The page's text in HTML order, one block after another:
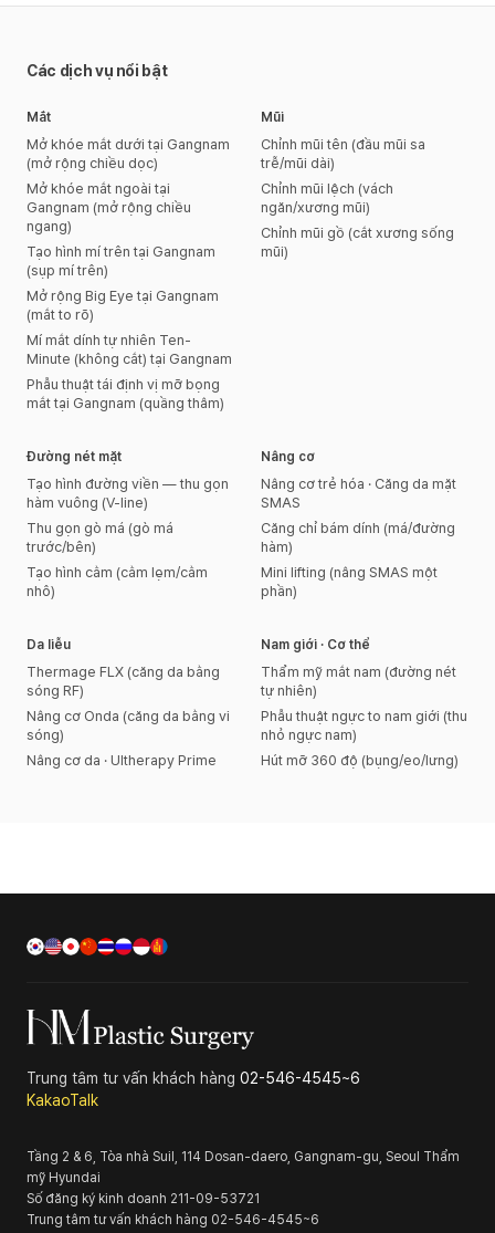
Các dịch vụ nổi bật
Mắt
Mở khóe mắt dưới tại Gangnam
(mở rộng chiều dọc)
Mở khóe mắt ngoài tại
Gangnam (mở rộng chiều
ngang)
Tạo hình mí trên tại Gangnam
(sụp mí trên)
Mở rộng Big Eye tại Gangnam
(mắt to rõ)
Mí mắt dính tự nhiên Ten-
Minute (không cắt) tại Gangnam
Phẫu thuật tái định vị mỡ bọng
mắt tại Gangnam (quầng thâm)
Mũi
Chỉnh mũi tên (đầu mũi sa
trễ/mũi dài)
Chỉnh mũi lệch (vách
ngăn/xương mũi)
Chỉnh mũi gồ (cắt xương sống
mũi)
Đường nét mặt
Tạo hình đường viền — thu gọn
hàm vuông (V-line)
Thu gọn gò má (gò má
trước/bên)
Tạo hình cằm (cằm lẹm/cằm
nhô)
Nâng cơ
Nâng cơ trẻ hóa · Căng da mặt
SMAS
Căng chỉ bám dính (má/đường
hàm)
Mini lifting (nâng SMAS một
phần)
Da liễu
Thermage FLX (căng da bằng
sóng RF)
Nâng cơ Onda (căng da bằng vi
sóng)
Nâng cơ da · Ultherapy Prime
Nam giới · Cơ thể
Thẩm mỹ mắt nam (đường nét
tự nhiên)
Phẫu thuật ngực to nam giới (thu
nhỏ ngực nam)
Hút mỡ 360 độ (bụng/eo/lưng)
Trung tâm tư vấn khách hàng 02-546-4545~6
KakaoTalk
Tầng 2 & 6, Tòa nhà Suil, 114 Dosan-daero, Gangnam-gu, Seoul Thẩm
mỹ Hyundai
Số đăng ký kinh doanh 211-09-53721
Trung tâm tư vấn khách hàng 02-546-4545~6